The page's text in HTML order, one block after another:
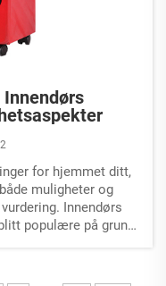
for hjemmet ditt,
muligheter og
Innendørs
populære på grunn